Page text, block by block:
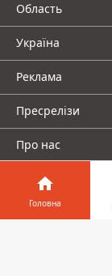
Область
Україна
Реклама
Пресрелізи
Про нас
Головна